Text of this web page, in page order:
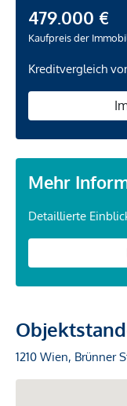
479.000 €
Kaufpreis der
Kreditvergleich
Mehr
Detaillierte
1210 Wien, Brünner